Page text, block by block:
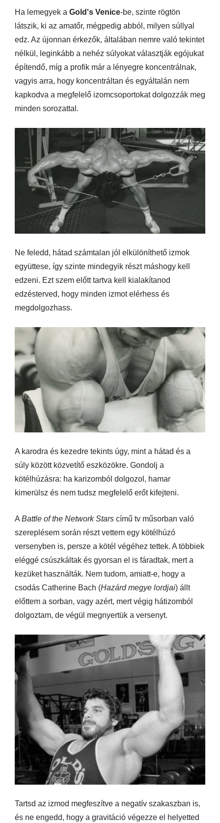
Ha lemegyek a Gold's Venice-be, szinte rögtön
látszik, ki az amatőr, mégpedig abból, milyen súllyal
edz. Az újonnan érkezők, általában nemre való tekintet
nélkül, leginkább a nehéz súlyokat választják egójukat
építendő, míg a profik már a lényegre koncentrálnak,
vagyis arra, hogy koncentráltan és egyáltalán nem
kapkodva a megfelelő izomcsoportokat dolgozzák meg
minden sorozattal.
Ne feledd, hátad számtalan jól elkülöníthető izmok
együttese, így szinte mindegyik részt máshogy kell
edzeni. Ezt szem előtt tartva kell kialakítanod
edzésterved, hogy minden izmot elérhess és
megdolgozhass.
A karodra és kezedre tekints úgy, mint a hátad és a
súly között közvetítő eszközökre. Gondolj a
kötélhúzásra: ha karizomból dolgozol, hamar
kimerülsz és nem tudsz megfelelő erőt kifejteni.
ABattle of the Network Stars című tv műsorban való
szereplésem során részt vettem egy kötélhúzó
versenyben is, persze a kötél végéhez tettek. A többiek
eléggé csúszkáltak és gyorsan el is fáradtak, mert a
kezüket használták. Nem tudom, amiatt-e, hogy a
csodás Catherine Bach (Hazárd megye lordjai) állt
előttem a sorban, vagy azért, mert végig hátizomból
dolgoztam, de végül megnyertük a versenyt.
Tartsd az izmod megfeszítve a negatív szakaszban is,
és ne engedd, hogy a gravitáció végezze el helyetted